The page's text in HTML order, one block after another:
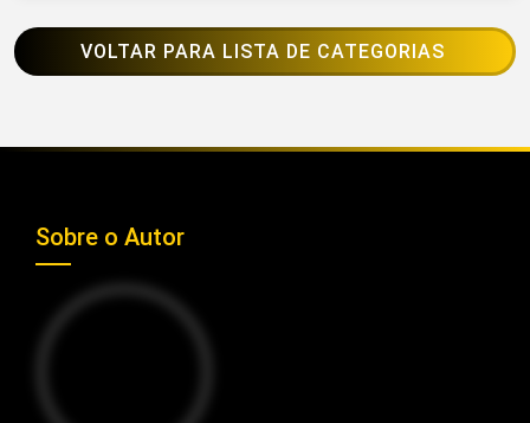
VOLTAR PARA LISTA DE CATEGORIAS
Sobre o Autor